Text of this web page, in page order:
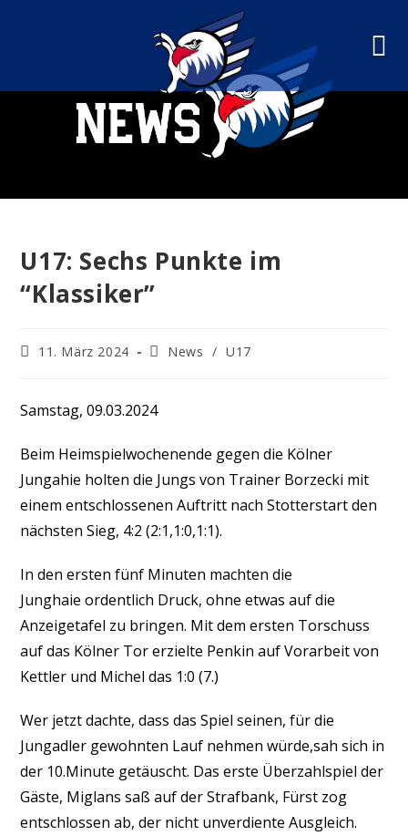
U17: Sechs Punkte im
“Klassiker”
11. März 2024 News / U17
Samstag, 09.03.2024
Beim Heimspielwochenende gegen die Kölner
Jungahie holten die Jungs von Trainer Borzecki mit
einem entschlossenen Auftritt nach Stotterstart den
nächsten Sieg, 4:2 (2:1,1:0,1:1).
In den ersten fünf Minuten machten die
Junghaie ordentlich Druck, ohne etwas auf die
Anzeigetafel zu bringen. Mit dem ersten Torschuss
auf das Kölner Tor erzielte Penkin auf Vorarbeit von
Kettler und Michel das 1:0 (7.)
Wer jetzt dachte, dass das Spiel seinen, für die
Jungadler gewohnten Lauf nehmen würde,sah sich in
der 10.Minute getäuscht. Das erste Überzahlspiel der
Gäste, Miglans saß auf der Strafbank, Fürst zog
entschlossen ab, der nicht unverdiente Ausgleich.